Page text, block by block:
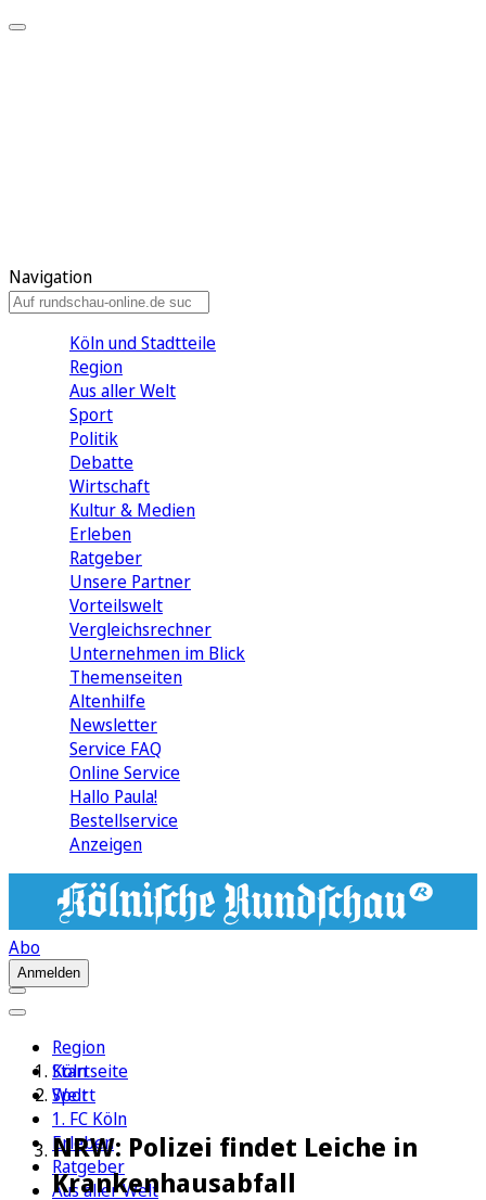
Navigation
Köln und Stadtteile
Region
Aus aller Welt
Sport
Politik
Debatte
Wirtschaft
Kultur & Medien
Erleben
Ratgeber
Unsere Partner
Vorteilswelt
Vergleichsrechner
Unternehmen im Blick
Themenseiten
Altenhilfe
Newsletter
Service FAQ
Online Service
Hallo Paula!
Bestellservice
Anzeigen
Abo
Anmelden
Region
Köln
Sport
1. FC Köln
Erleben
Ratgeber
Aus aller Welt
Startseite
Welt
NRW: Polizei findet Leiche in
Krankenhausabfall